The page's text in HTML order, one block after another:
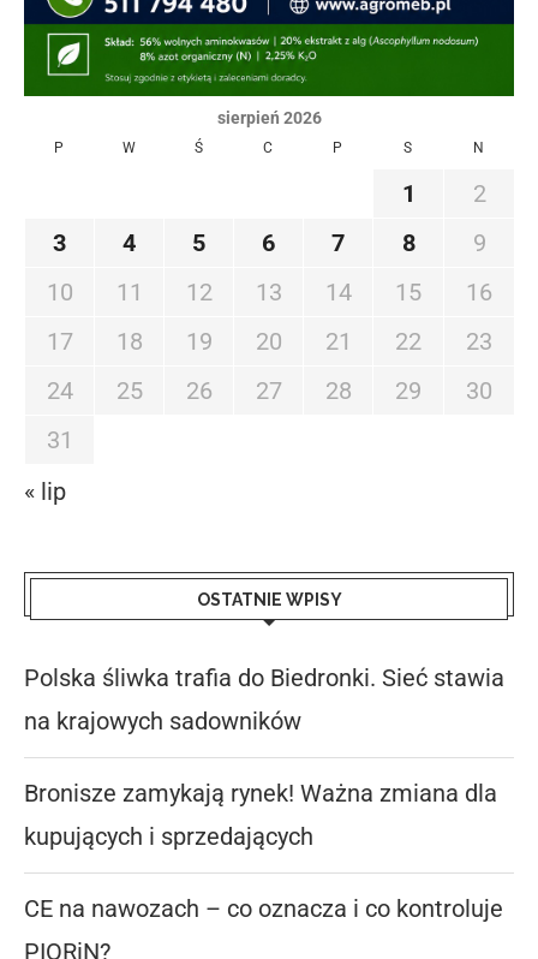
sierpień 2026
P W Ś C P S N
1
2
3
4 5 6 7 8
9
10
11 12 13 14 15
16
17
18 19 20 21 22
23
24
25 26 27 28 29
30
31
« lip
OSTATNIE WPISY
Polska śliwka trafia do Biedronki. Sieć stawia
na krajowych sadowników
Bronisze zamykają rynek! Ważna zmiana dla
kupujących i sprzedających
CE na nawozach – co oznacza i co kontroluje
PIORiN?